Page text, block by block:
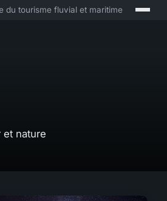
du tourisme fluvial et maritime
et nature